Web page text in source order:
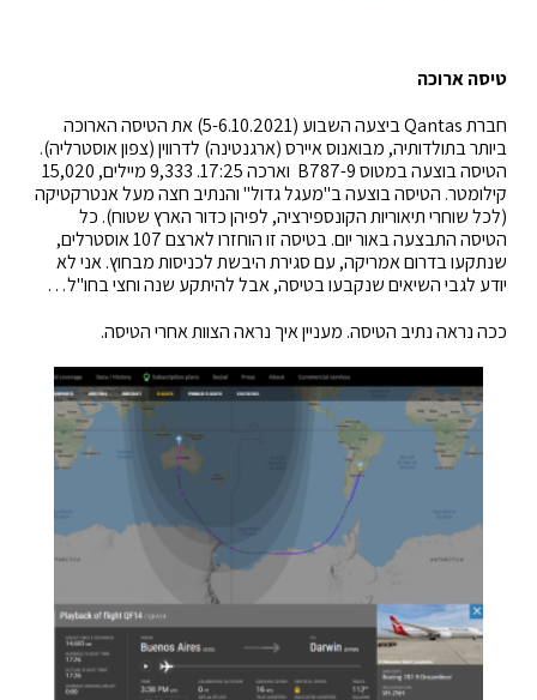
טיסה ארוכה
חברת Qantas ביצעה השבוע (5-6.10.2021) את הטיסה הארוכה
ביותר בתולדותיה, מבואנוס איירס (ארגנטינה) לדרווין (צפון אוסטרליה).
הטיסה בוצעה במטוס B787-9 וארכה 17:25. 9,333 מיילים, 15,020
קילומטר. הטיסה בוצעה ב"מעגל גדול" והנתיב חצה מעל אנטרקטיקה
(לכל שוחרי תיאוריות הקונספירציה, לפיהן כדור הארץ שטוח). כל
הטיסה התבצעה באור יום. בטיסה זו הוחזרו לארצם 107 אוסטרלים,
שנתקעו בדרום אמריקה, עם סגירת היבשת לכניסות מבחוץ. אני לא
יודע לגבי השיאים שנקבעו בטיסה, אבל להיתקע שנה וחצי בחו"ל…
ככה נראה נתיב הטיסה. מעניין איך נראה הצוות אחרי הטיסה.